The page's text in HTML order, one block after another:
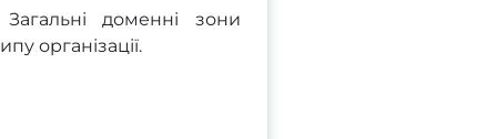
доменні зони
організації.